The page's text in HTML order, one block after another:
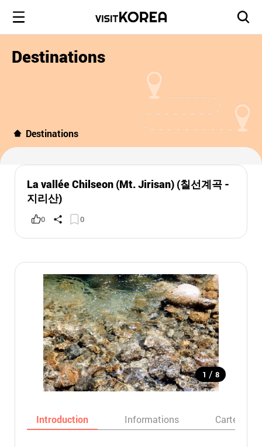
Destinations
Destinations
La vallée Chilseon (Mt. Jirisan) (칠선계곡 -
지리산)
0 0
1 / 8
Introduction Informations Carte